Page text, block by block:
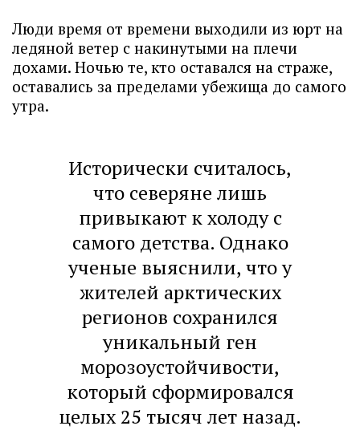
Люди время от времени выходили из юрт на
ледяной ветер с накинутыми на плечи
дохами. Ночью те, кто оставался на страже,
оставались за пределами убежища до самого
утра.
Исторически считалось,
что северяне лишь
привыкают к холоду с
самого детства. Однако
ученые выяснили, что у
жителей арктических
регионов сохранился
уникальный ген
морозоустойчивости,
который сформировался
целых 25 тысяч лет назад.